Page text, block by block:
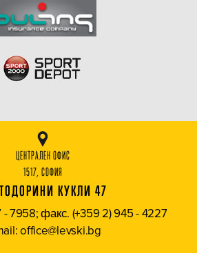
ЦЕНТРАЛЕН ОФИС
1517, СОФИЯ
КУКЛИ 47
- 7958; факс. (+359 2) 945 - 4227
office@levski.bg